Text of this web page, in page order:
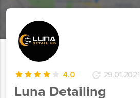
4.0 29.01.2021
Luna Detailing